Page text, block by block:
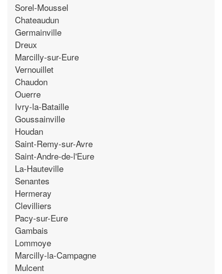
Sorel-Moussel
Chateaudun
Germainville
Dreux
Marcilly-sur-Eure
Vernouillet
Chaudon
Ouerre
Ivry-la-Bataille
Goussainville
Houdan
Saint-Remy-sur-Avre
Saint-Andre-de-l'Eure
La-Hauteville
Senantes
Hermeray
Clevilliers
Pacy-sur-Eure
Gambais
Lommoye
Marcilly-la-Campagne
Mulcent